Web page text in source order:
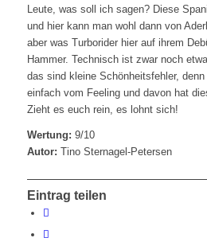
Leute, was soll ich sagen? Diese
und hier kann man wohl dann von
aber was Turborider hier auf ihrem
Hammer. Technisch ist zwar noch
das sind kleine Schönheitsfehler, denn
einfach vom Feeling und davon hat
Zieht es euch rein, es lohnt sich!
Wertung: 9/10
Autor: Tino Sternagel-Petersen
Eintrag teilen